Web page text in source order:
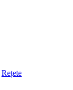
Rețete